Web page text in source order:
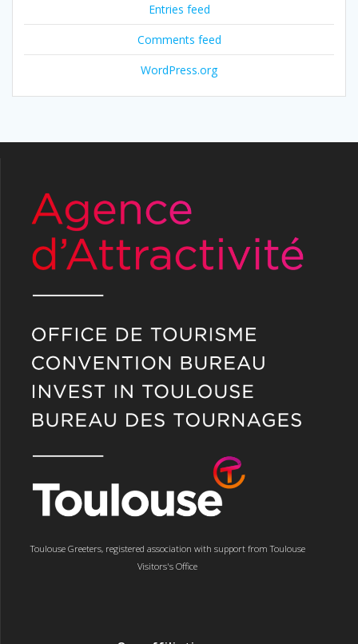
Entries feed
Comments feed
WordPress.org
Toulouse Greeters, registered association with support from Toulouse
Visitors's Office